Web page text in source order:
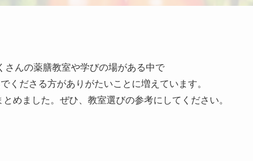
さんの薬膳教室や学びの場がある中で
くださる方がありがたいことに増えています。
めました。ぜひ、教室選びの参考にしてください。